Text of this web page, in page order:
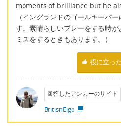
moments of brilliance but he
（イングランドのゴールキーパ
す。素晴らしいプレーをする時
ミスをするときもあります。）
役に立った
回答したアンカーのサイト
BritishEigo